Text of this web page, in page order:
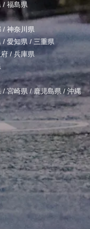
/ 福島県
/ 神奈川県
/ 愛知県 / 三重県
/兵庫県
/宮崎県 /鹿児島県 / 沖縄